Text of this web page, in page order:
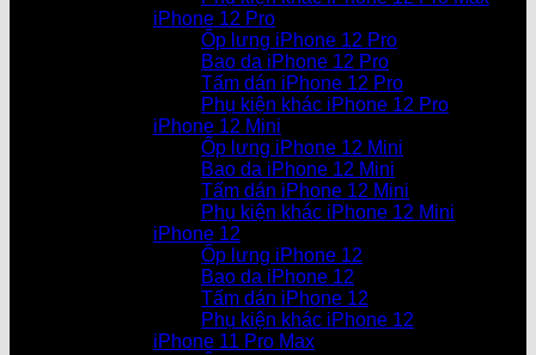
iPhone 12 Pro
Ốp lưng iPhone 12 Pro
Bao da iPhone 12 Pro
Tấm dán iPhone 12 Pro
Phụ kiện khác iPhone 12 Pro
iPhone 12 Mini
Ốp lưng iPhone 12 Mini
Bao da iPhone 12 Mini
Tấm dán iPhone 12 Mini
Phụ kiện khác iPhone 12 Mini
iPhone 12
Ốp lưng iPhone 12
Bao da iPhone 12
Tấm dán iPhone 12
Phụ kiện khác iPhone 12
iPhone 11 Pro Max